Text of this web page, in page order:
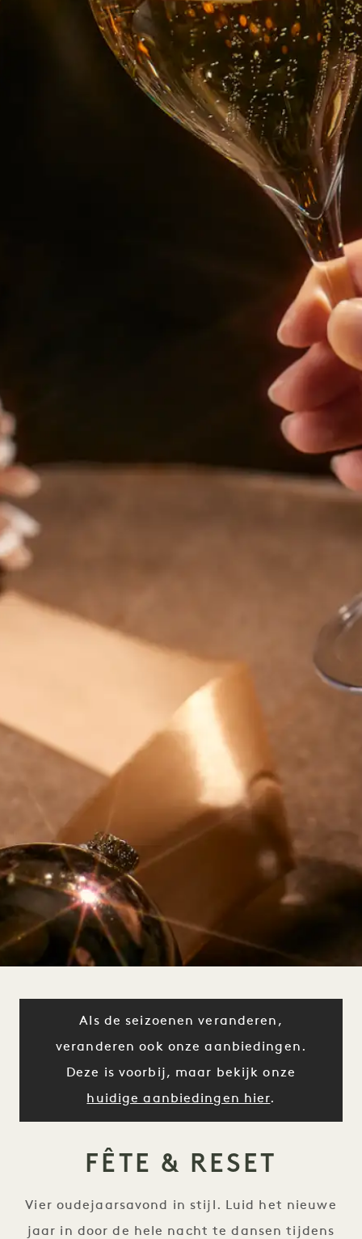
Als de seizoenen veranderen,
veranderen ook onze aanbiedingen.
Deze is voorbij, maar bekijk onze
huidige aanbiedingen hier.
FÊTE & RESET
Vier oudejaarsavond in stijl. Luid het nieuwe
jaar in door de hele nacht te dansen tijdens